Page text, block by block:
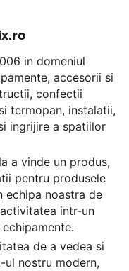
in domeniul
accesorii si
confectii
termopan, instalatii,
ingrijire a spatiilor
a vinde un produs,
pentru produsele
echipa noastra de
intr-un
de a vedea si
nostru modern,